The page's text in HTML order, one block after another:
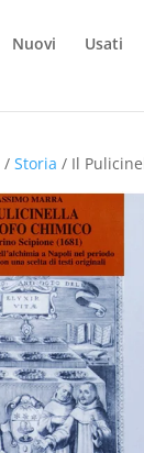
Nuovi Usati
/Storia / Il